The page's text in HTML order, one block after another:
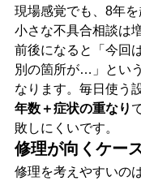
現場感覚でも、8年
小さな不具合相談は
前後になると「今回
別の箇所が…」とい
なります。毎日使う
年数＋症状の重なり
敗しにくいです。
修理が向くケー
修理を考えやすいの